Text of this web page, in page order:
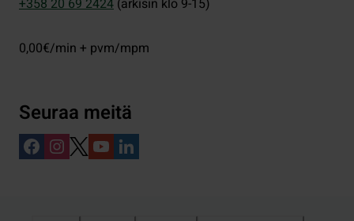
+358 20 69 2424 (arkisin klo 9-15)
0,00€/min + pvm/mpm
Seuraa meitä